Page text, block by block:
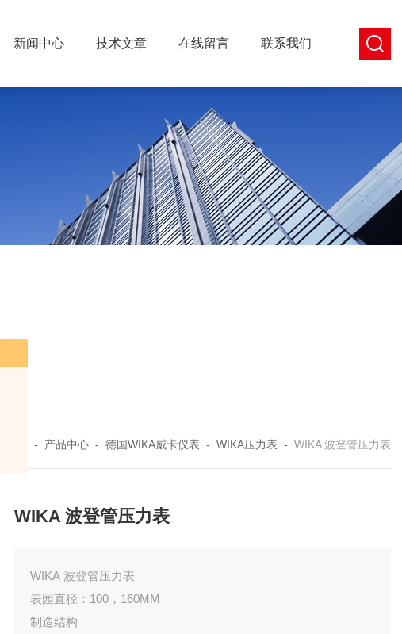
新闻中心 技术文章 在线留言 联系我们
- 产品中心 - 德国WIKA威卡仪表 - WIKA压力表 - WIKA 波登管压力表
WIKA 波登管压力表
WIKA 波登管压力表
表园直径：100，160MM
制造结构